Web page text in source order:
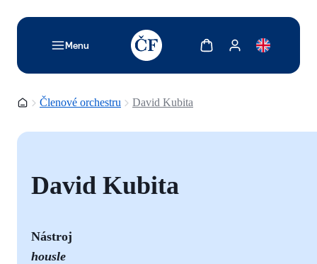
Menu
TODO: Add description for reader
Zobrazit košíkZobrazit můj účet
Domovská stránka
Členové orchestru David Kubita
David Kubita
Nástroj
housle